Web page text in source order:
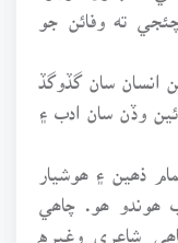
ته وفائن جو
انسان سان گڏوگڏ
وڏن سان ادب ۽
ذھين ۽ ھوشيار
ھوندو ھو. چاھي
شاعري وغيره